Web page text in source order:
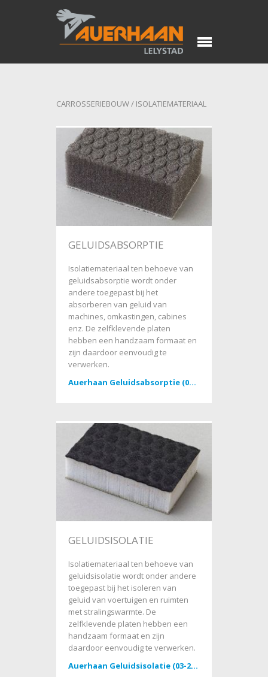
CARROSSERIEBOUW/ ISOLATIEMATERIAAL
GELUIDSABSORPTIE
Isolatiemateriaal ten behoeve van
geluidsabsorptie wordt onder
andere toegepast bij het
absorberen van geluid van
machines, omkastingen, cabines
enz. De zelfklevende platen
hebben een handzaam formaat en
zijn daardoor eenvoudig te
verwerken.
Auerhaan Geluidsabsorptie (03-2023)
GELUIDSISOLATIE
Isolatiemateriaal ten behoeve van
geluidsisolatie wordt onder andere
toegepast bij het isoleren van
geluid van voertuigen en ruimten
met stralingswarmte. De
zelfklevende platen hebben een
handzaam formaat en zijn
daardoor eenvoudig te verwerken.
Auerhaan Geluidsisolatie (03-2023)